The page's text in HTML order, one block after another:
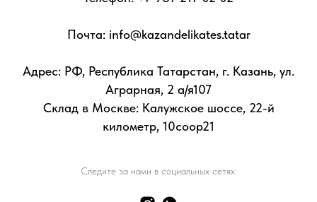
Почта: info@kazandelikates.tatar
Адрес: РФ, Республика Татарстан, г. Казань, ул.
Аграрная, 2 а/я107
Склад в Москве: Калужское шоссе, 22-й
километр, 10соор21
Следите за нами в социальных сетях: